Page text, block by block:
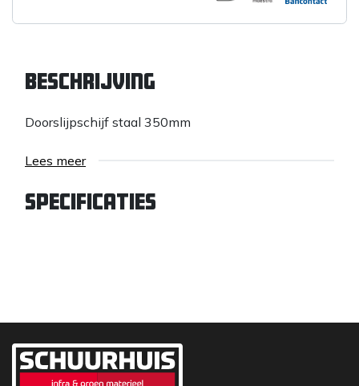
Beschrijving
Doorslijpschijf staal 350mm
Lees meer
Specificaties